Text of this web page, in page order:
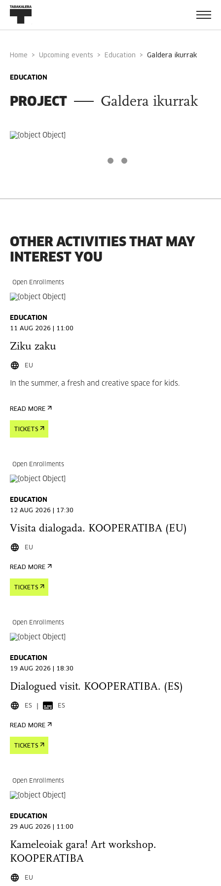
Home Upcoming events Education galdera ikurrak
EDUCATION
PROJECT Galdera ikurrak
OTHER ACTIVITIES THAT MAY
INTEREST YOU
Open Enrollments
EDUCATION
11 AUG 2026 | 11:00
Ziku zaku
EU
In the summer, a fresh and creative space for kids.
READ MORE
TICKETS
Open Enrollments
EDUCATION
12 AUG 2026 | 17:30
Visita dialogada. KOOPERATIBA (EU)
EU
READ MORE
TICKETS
Open Enrollments
EDUCATION
19 AUG 2026 | 18:30
Dialogued visit. KOOPERATIBA. (ES)
ES ES
READ MORE
TICKETS
Open Enrollments
EDUCATION
29 AUG 2026 | 11:00
Kameleoiak gara! Art workshop.
KOOPERATIBA
EU